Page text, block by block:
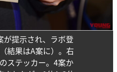
が提示され、ラボ登
結果はA案に）。右
ステッカー。4案か